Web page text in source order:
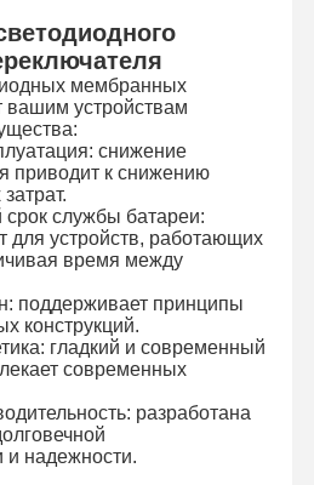
купола
мембранных
вашим устройствам
снижение
приводит к снижению
службы батареи:
для устройств, работающих
время между
поддерживает принципы
конструкций.
гладкий и современный
современных
разработана
и надежности.